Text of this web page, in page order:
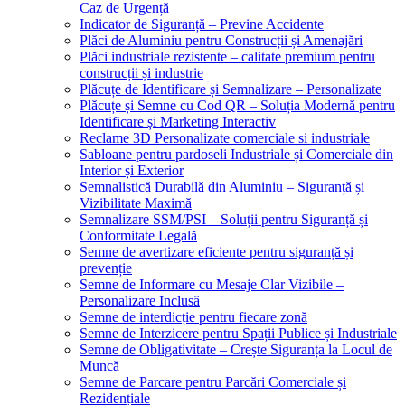
Caz de Urgență
Indicator de Siguranță – Previne Accidente
Plăci de Aluminiu pentru Construcții și Amenajări
Plăci industriale rezistente – calitate premium pentru
construcții și industrie
Plăcuțe de Identificare și Semnalizare – Personalizate
Plăcuțe și Semne cu Cod QR – Soluția Modernă pentru
Identificare și Marketing Interactiv
Reclame 3D Personalizate comerciale si industriale
Sabloane pentru pardoseli Industriale și Comerciale din
Interior și Exterior
Semnalistică Durabilă din Aluminiu – Siguranță și
Vizibilitate Maximă
Semnalizare SSM/PSI – Soluții pentru Siguranță și
Conformitate Legală
Semne de avertizare eficiente pentru siguranță și
prevenție
Semne de Informare cu Mesaje Clar Vizibile –
Personalizare Inclusă
Semne de interdicție pentru fiecare zonă
Semne de Interzicere pentru Spații Publice și Industriale
Semne de Obligativitate – Crește Siguranța la Locul de
Muncă
Semne de Parcare pentru Parcări Comerciale și
Rezidențiale